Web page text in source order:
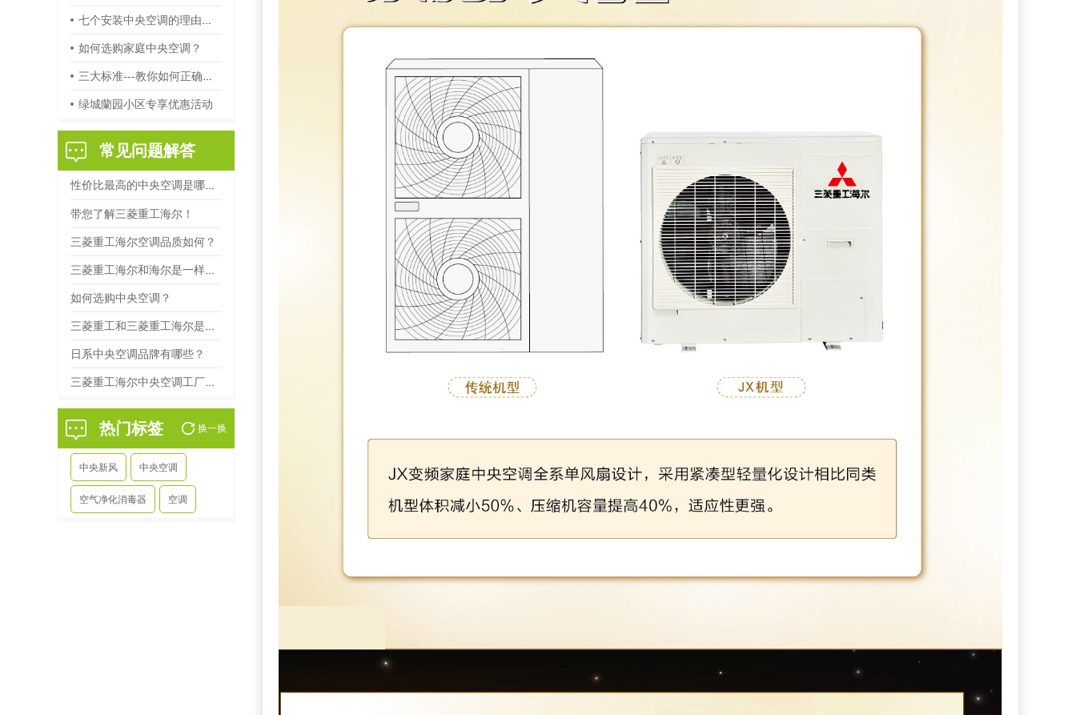
的“前规则”
七个安装中央空调的理由，
你心动了吗？
如何选购家庭中央空调？
三大标准---教你如何正确选
购家用中央空调
绿城蘭园小区专享优惠活动
常见问题解答
性价比最高的中央空调是哪
家？
带您了解三菱重工海尔！
三菱重工海尔空调品质如何？
三菱重工海尔和海尔是一样的
产品吗？
如何选购中央空调？
三菱重工和三菱重工海尔是一
样的产品吗？
日系中央空调品牌有哪些？
三菱重工海尔中央空调工厂在
哪里？
热门标签
中央新风 中央空调
空气净化消毒器 空调